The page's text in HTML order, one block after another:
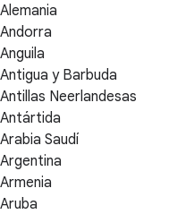
Alemania
Andorra
Anguila
Antigua y Barbuda
Antillas Neerlandesas
Antártida
Arabia Saudí
Argentina
Armenia
Aruba